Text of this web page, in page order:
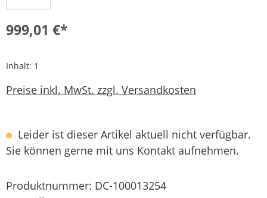
999,01 €*
Inhalt: 1
Preise inkl. MwSt. zzgl. Versandkosten
Leider ist dieser Artikel aktuell nicht verfügbar.
Sie können gerne mit uns Kontakt aufnehmen.
Produktnummer: DC-100013254